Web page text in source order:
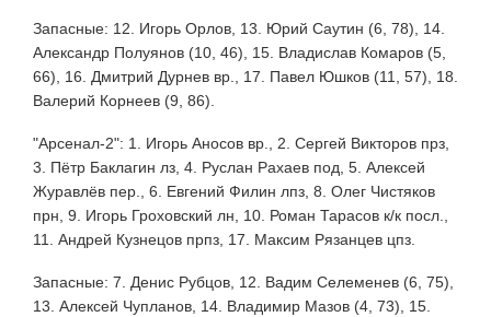
Запасные: 12. Игорь Орлов, 13. Юрий Саутин (6, 78), 14.
Александр Полуянов (10, 46), 15. Владислав Комаров (5,
66), 16. Дмитрий Дурнев вр., 17. Павел Юшков (11, 57), 18.
Валерий Корнеев (9, 86).
"Арсенал-2": 1. Игорь Аносов вр., 2. Сергей Викторов прз,
3. Пётр Баклагин лз, 4. Руслан Рахаев под, 5. Алексей
Журавлёв пер., 6. Евгений Филин лпз, 8. Олег Чистяков
прн, 9. Игорь Гроховский лн, 10. Роман Тарасов к/к посл.,
11. Андрей Кузнецов прпз, 17. Максим Рязанцев цпз.
Запасные: 7. Денис Рубцов, 12. Вадим Селеменев (6, 75),
13. Алексей Чупланов, 14. Владимир Мазов (4, 73), 15.